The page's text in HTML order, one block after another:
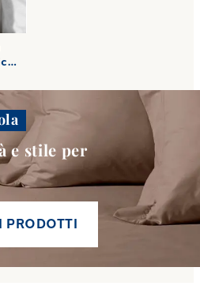
e stile per
PRODOTTI